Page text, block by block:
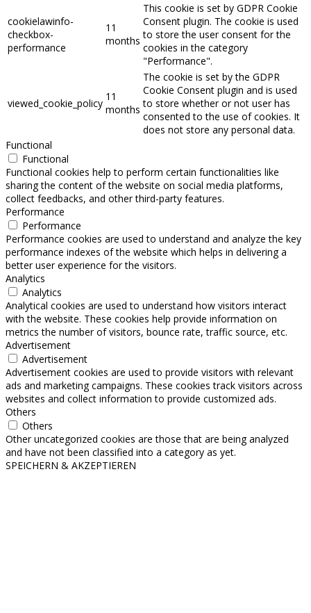
cookielawinfo-
checkbox-
performance
11
months
This cookie is set by GDPR Cookie
Consent plugin. The cookie is used
to store the user consent for the
cookies in the category
"Performance".
viewed_cookie_policy
11
months
The cookie is set by the GDPR
Cookie Consent plugin and is used
to store whether or not user has
consented to the use of cookies. It
does not store any personal data.
Functional
Functional
Functional cookies help to perform certain functionalities like
sharing the content of the website on social media platforms,
collect feedbacks, and other third-party features.
Performance
Performance
Performance cookies are used to understand and analyze the key
performance indexes of the website which helps in delivering a
better user experience for the visitors.
Analytics
Analytics
Analytical cookies are used to understand how visitors interact
with the website. These cookies help provide information on
metrics the number of visitors, bounce rate, traffic source, etc.
Advertisement
Advertisement
Advertisement cookies are used to provide visitors with relevant
ads and marketing campaigns. These cookies track visitors across
websites and collect information to provide customized ads.
Others
Others
Other uncategorized cookies are those that are being analyzed
and have not been classified into a category as yet.
SPEICHERN & AKZEPTIEREN